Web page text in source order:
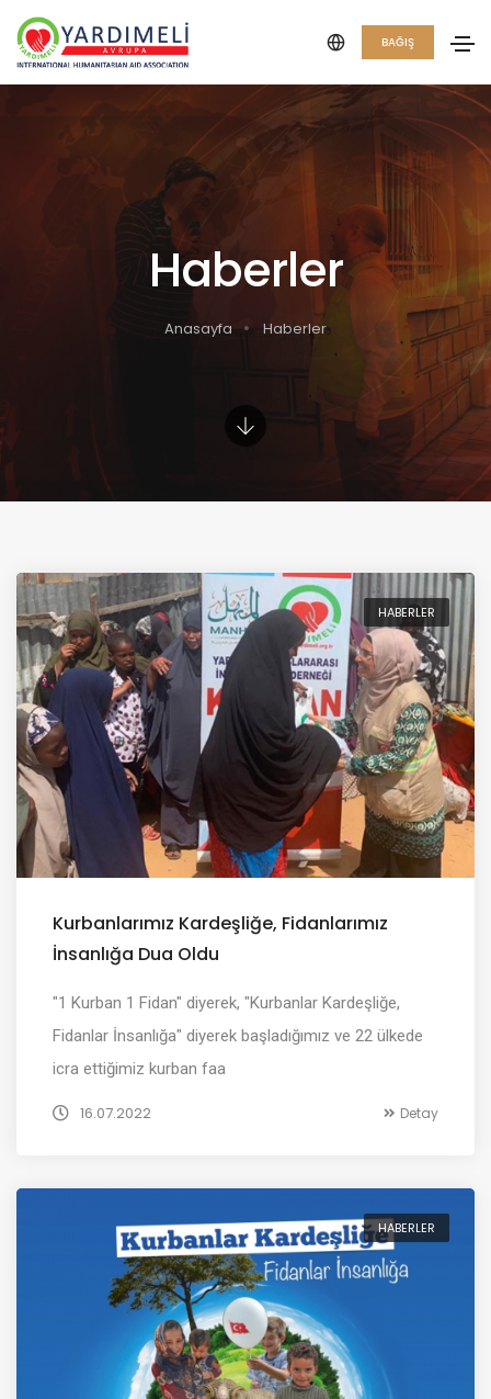
BAĞIŞ
Haberler
Anasayfa Haberler
HABERLER
Kurbanlarımız Kardeşliğe, Fidanlarımız
İnsanlığa Dua Oldu
"1 Kurban 1 Fidan" diyerek, "Kurbanlar Kardeşliğe,
Fidanlar İnsanlığa" diyerek başladığımız ve 22 ülkede
icra ettiğimiz kurban faa
16.07.2022 Detay
HABERLER